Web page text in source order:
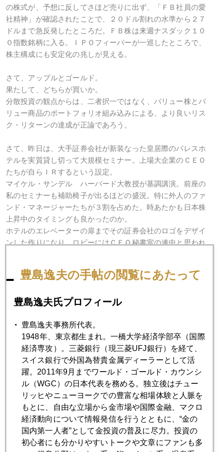
の株式が、予想に反してさほど売りに出ず、「ＦＢ社員の愛
社精神」が確認されたことで、２０ドル割れの水準から２７
ドルまで急反発したところだ。ＦＢ株は来週ナスダック１０
０指数銘柄に入る。ＩＰＯフィーバーが一巡したところで、
株主構成にも安定化の兆しが見える。
さて、アップルとゴールド。
果たして、どちらが買いか。
分散投資の観点からは、二者択一ではなく、バリュー株とバ
リュー商品のポートフォリオ組み込みによる、より良いリス
ク・リターンの達成が正論であろう。
さて、昨日は、大手証券会社が新装なった皇居際のパレスホ
テルを実質貸し切って大規模セミナー。上場大企業のＣＥＯ
たちが自らＩＲするという設定。
マイケル・サンデル ハーバード大教授が基調講演。前座の
私のセミナーも補助椅子が出るほどの盛況。特に外人のファ
ンド・マネージャーたちが３割を占めた。時あたかも日本株
上昇中のタイミングも良かったのか。
ホテルのエレベーターの扉までその証券会社のロゴをデザイ
ンした作りになり、ロビーにはＣＥＯ秘書室の連中と思われ
なんとも日本的な国際会議であった。こういう席に金の話と
2012年
1月 2月 3月 4月 5月 6月
7月 8月 9月 10月 11月 12月
2012年12月27日
安倍金高で5000円も視野に
豊島逸夫の手帖の閲覧にあたって
豊島逸夫氏プロフィール
豊島逸夫事務所代表。
1948年、東京都生まれ。一橋大学経済学部卒（国際
経済専攻）。三菱銀行（現三菱UFJ銀行）を経て、
スイス銀行で外国為替貴金属ディーラーとして活
躍。2011年9月までワールド・ゴールド・カウンシ
ル（WGC）の日本代表を務める。独立後はチュー
リッヒやニューヨークでの豊富な相場体験と人脈を
もとに、自由な立場から金市場や国際金融、マクロ
経済動向について情報発信を行うとともに、“金の
国内第一人者”として金投資の普及に尽力。投資の
初心者にも分かりやすいトークや文章にファンも多